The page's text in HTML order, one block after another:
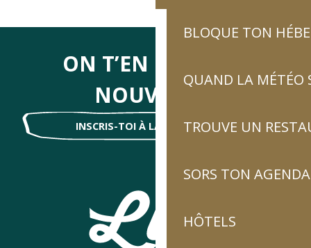
BLOQUE TON
QUAND LA MÉTÉO
TROUVE UN
SORS TON AGENDA
HÔTELS
ON T’EN DIRA DES
NOUVELLES
INSCRIS-TOI À LA NEWSLETTER !